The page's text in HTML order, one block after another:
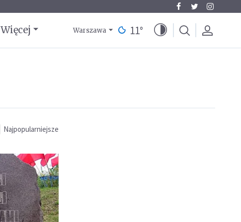
Więcej Warszawa 11°
Najpopularniejsze